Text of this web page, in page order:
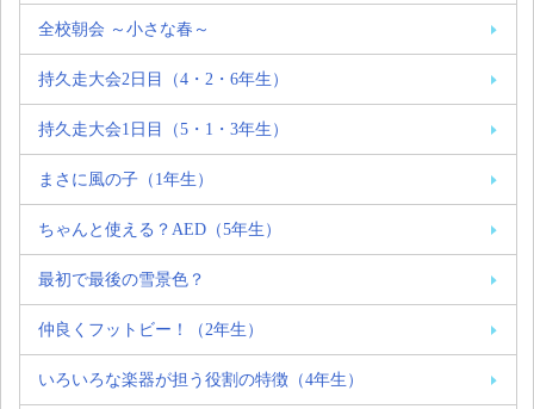
全校朝会 ～小さな春～
持久走大会2日目（4・2・6年生）
持久走大会1日目（5・1・3年生）
まさに風の子（1年生）
ちゃんと使える？AED（5年生）
最初で最後の雪景色？
仲良くフットビー！（2年生）
いろいろな楽器が担う役割の特徴（4年生）